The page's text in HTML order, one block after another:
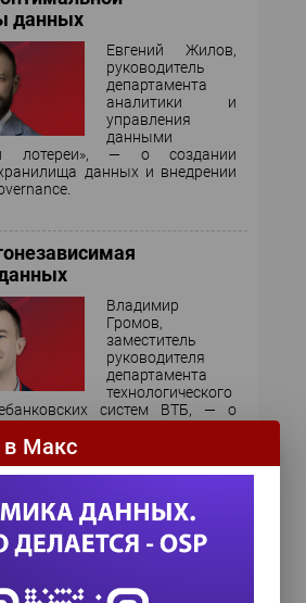
данных
Евгений Жилов,
руководитель
департамента
аналитики и
управления
данными
лотереи», — о создании
данных и внедрении
Владимир
Громов,
заместитель
руководителя
департамента
технологического
систем ВТБ, — о
централизованное хранилище
данных и оперативное
фундаментом для
в Макс